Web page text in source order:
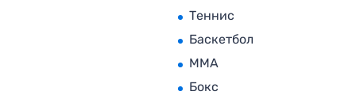
Теннис
Баскетбол
MMA
Бокс